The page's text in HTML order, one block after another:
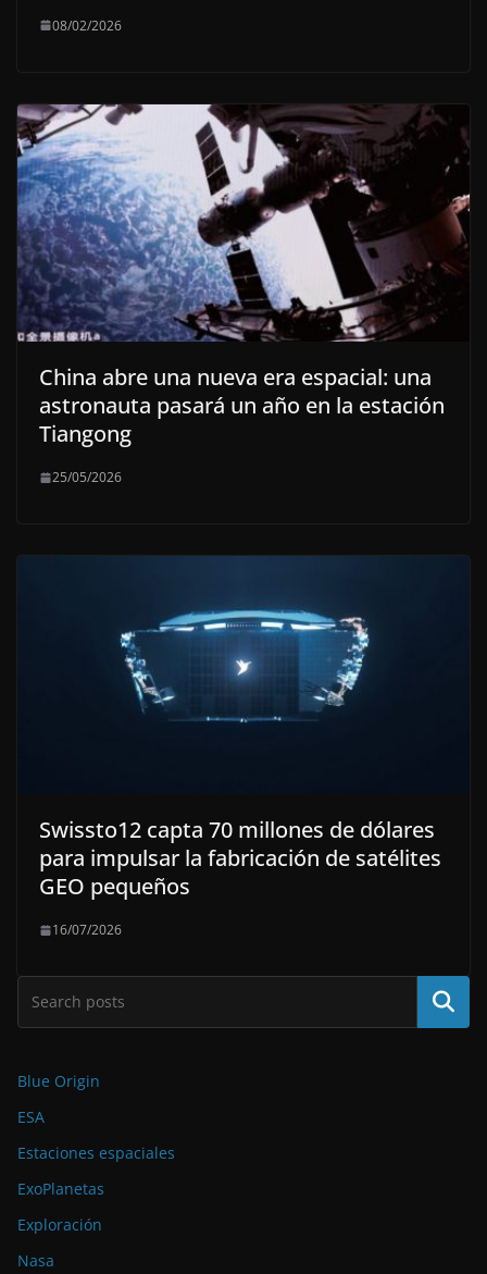
08/02/2026
China abre una nueva era espacial: una
astronauta pasará un año en la estación
Tiangong
25/05/2026
Swissto12 capta 70 millones de dólares
para impulsar la fabricación de satélites
GEO pequeños
16/07/2026
Buscar
Blue Origin
ESA
Estaciones espaciales
ExoPlanetas
Exploración
Nasa